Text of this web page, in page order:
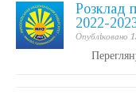
Розклад
2022-
Опублiковано